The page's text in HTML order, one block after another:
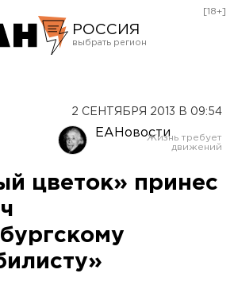
РОССИЯ
Оренбург
[18+]
2 СЕНТЯБРЯ 2013 В 09:54
ЕАНовости
цветок» принес